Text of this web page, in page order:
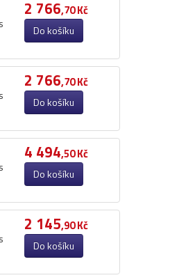
2 766,70 Kč
Do košíku
2 766,70 Kč
Do košíku
4 494,50 Kč
Do košíku
2 145,90 Kč
Do košíku